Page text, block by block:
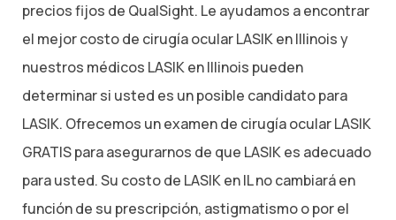
precios fijos de QualSight. Le ayudamos a encontrar
el mejor costo de cirugía ocular LASIK en Illinois y
nuestros médicos LASIK en Illinois pueden
determinar si usted es un posible candidato para
LASIK. Ofrecemos un examen de cirugía ocular LASIK
GRATIS para asegurarnos de que LASIK es adecuado
para usted. Su costo de LASIK en IL no cambiará en
función de su prescripción, astigmatismo o por el